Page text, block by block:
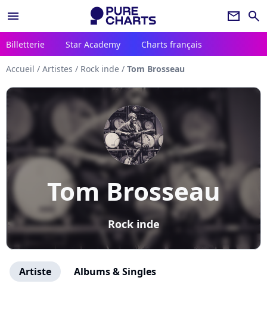
menu newsletter search
Billetterie Star Academy Charts français
Accueil / Artistes / Rock inde / Tom Brosseau
Tom Brosseau
Rock inde
Artiste Albums & Singles